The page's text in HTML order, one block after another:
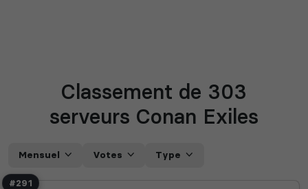
Classement de 303
serveurs Conan Exiles
Mensuel Votes Type
#291